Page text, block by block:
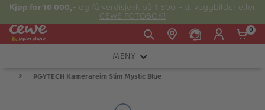
Kjøp for 10 000,- og få verdisjekk på 1 500,- til veggbilder eller
CEWE FOTOBOK!
Fre:
20:00
0
MENY
KAMERAPGYTECH Kamerareim Slim Mystic Blue